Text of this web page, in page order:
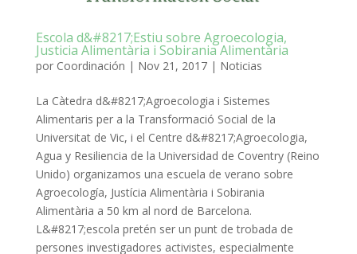
Escola d&#8217;Estiu sobre Agroecologia,
Justicia Alimentària i Sobirania Alimentària
por Coordinación | Nov 21, 2017| Noticias
La Càtedra d&#8217;Agroecologia i Sistemes
Alimentaris per a la Transformació Social de la
Universitat de Vic, i el Centre d&#8217;Agroecologia,
Agua y Resiliencia de la Universidad de Coventry (Reino
Unido) organizamos una escuela de verano sobre
Agroecología, Justícia Alimentària i Sobirania
Alimentària a 50 km al nord de Barcelona.
L&#8217;escola pretén ser un punt de trobada de
persones investigadores activistes, especialmente